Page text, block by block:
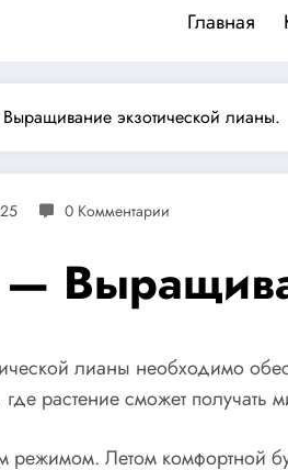
Главная
экзотической лианы.
0 Комментарии
лианы необходимо
растение сможет получать
режимом. Летом комфортной